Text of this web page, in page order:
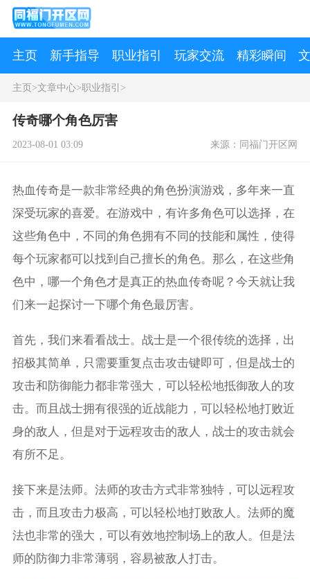
主页 新手指导 职业指引 玩家交流 精彩瞬间
主页>文章中心>职业指引 >
传奇哪个角色厉害
2023-08-01 03:09 来源：同福门开区网
热血传奇是一款非常经典的角色扮演游戏，多年来一直
深受玩家的喜爱。在游戏中，有许多角色可以选择，在
这些角色中，不同的角色拥有不同的技能和属性，使得
每个玩家都可以找到自己擅长的角色。那么，在这些角
色中，哪一个角色才是真正的热血传奇呢？今天就让我
们来一起探讨一下哪个角色最厉害。
首先，我们来看看战士。战士是一个很传统的选择，出
招极其简单，只需要重复点击攻击键即可，但是战士的
攻击和防御能力都非常强大，可以轻松地抵御敌人的攻
击。而且战士拥有很强的近战能力，可以轻松地打败近
身的敌人，但是对于远程攻击的敌人，战士的攻击就会
有所不足。
接下来是法师。法师的攻击方式非常独特，可以远程攻
击，而且攻击力极高，可以轻松地打败敌人。法师的魔
法也非常的强大，可以有效地控制场上的敌人。但是法
师的防御力非常薄弱，容易被敌人打击。